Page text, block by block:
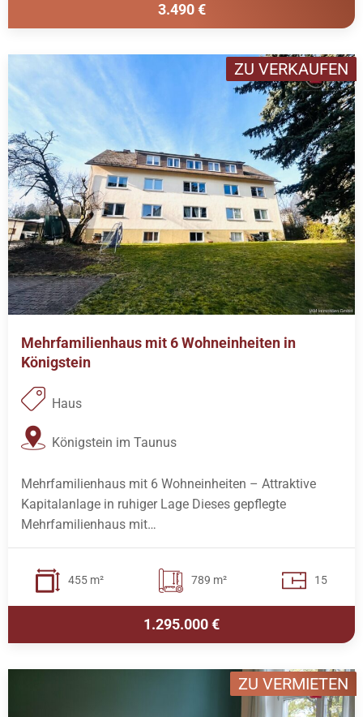
3.490 €
Mehrfamilienhaus mit 6 Wohneinheiten in
Königstein
Haus
Königstein im Taunus
Mehrfamilienhaus mit 6 Wohneinheiten – Attraktive
Kapitalanlage in ruhiger Lage Dieses gepflegte
Mehrfamilienhaus mit…
455 m² 789 m² 15
1.295.000 €
ZU VERKAUFEN
ZU VERMIETEN